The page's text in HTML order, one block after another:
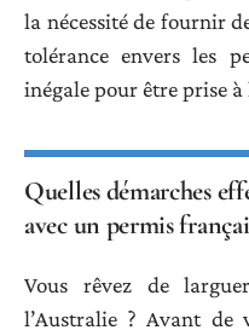
la nécessité de fournir
tolérance envers les
inégale pour être prise à
Quelles démarches
avec un permis
Vous rêvez de
l’Australie ? Avant de